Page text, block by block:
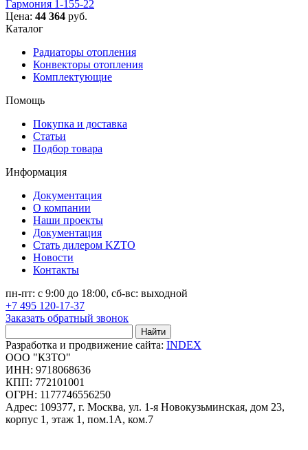
Гармония 1-155-22
Цена: 44 364 руб.
Каталог
Радиаторы отопления
Конвекторы отопления
Комплектующие
Помощь
Покупка и доставка
Статьи
Подбор товара
Информация
Документация
О компании
Наши проекты
Документация
Стать дилером KZTO
Новости
Контакты
пн-пт: с 9:00 до 18:00, сб-вс: выходной
+7 495 120-17-37
Заказать обратный звонок
Найти
Разработка и продвижение сайта: INDEX
ООО "КЗТО"
ИНН: 9718068636
КПП: 772101001
ОГРН: 1177746556250
Адрес: 109377, г. Москва, ул. 1-я Новокузьминская, дом 23,
корпус 1, этаж 1, пом.1А, ком.7